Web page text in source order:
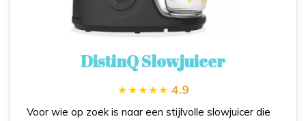
DistinQ Slowjuicer
4.9
Voor wie op zoek is naar een stijlvolle slowjuicer die